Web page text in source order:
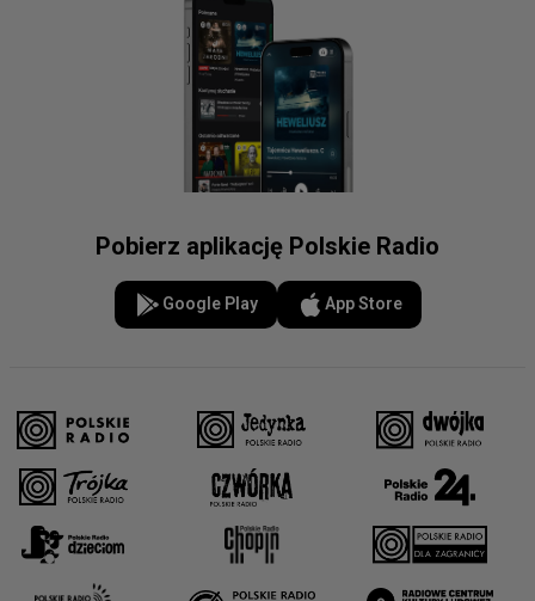
Pobierz aplikację Polskie Radio
Google Play App Store